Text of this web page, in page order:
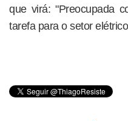
que virá: "Preocupada
tarefa para o setor